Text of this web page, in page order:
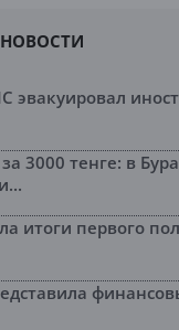
эвакуировал
3000 тенге: в
итоги первого